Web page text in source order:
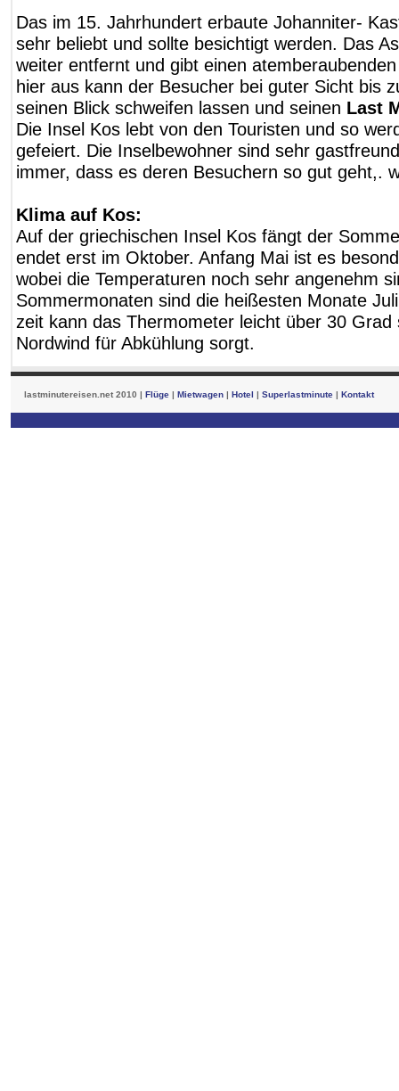
Das im 15. Jahrhundert erbaute Johanniter-
sehr beliebt und sollte besichtigt werden. Das
weiter entfernt und gibt einen
hier aus kann der Besucher bei guter Sicht bis
seinen Blick schweifen lassen und seinen Last
Die Insel Kos lebt von den Touristen und so
gefeiert. Die Inselbewohner sind sehr
immer, dass es deren Besuchern so gut geht,.
Klima auf Kos:
Auf der griechischen Insel Kos fängt der
endet erst im Oktober. Anfang Mai ist es
wobei die Temperaturen noch sehr angenehm
Sommermonaten sind die heißesten Monate
zeit kann das Thermometer leicht über 30
Nordwind für Abkühlung sorgt.
lastminutereisen.net 2010 | Flüge | Mietwagen | Hotel | Superlastminute | Kontakt